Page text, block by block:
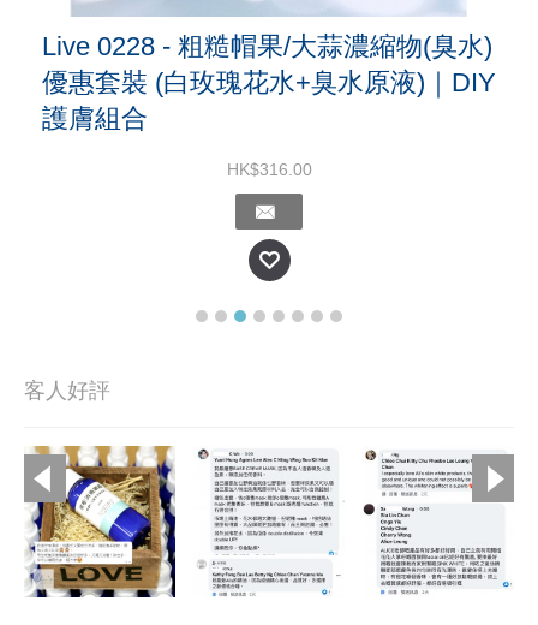
Live 0228 - 粗糙帽果/大蒜濃縮物(臭水)
優惠套裝 (白玫瑰花水+臭水原液)｜DIY
護膚組合
HK$316.00
客人好評